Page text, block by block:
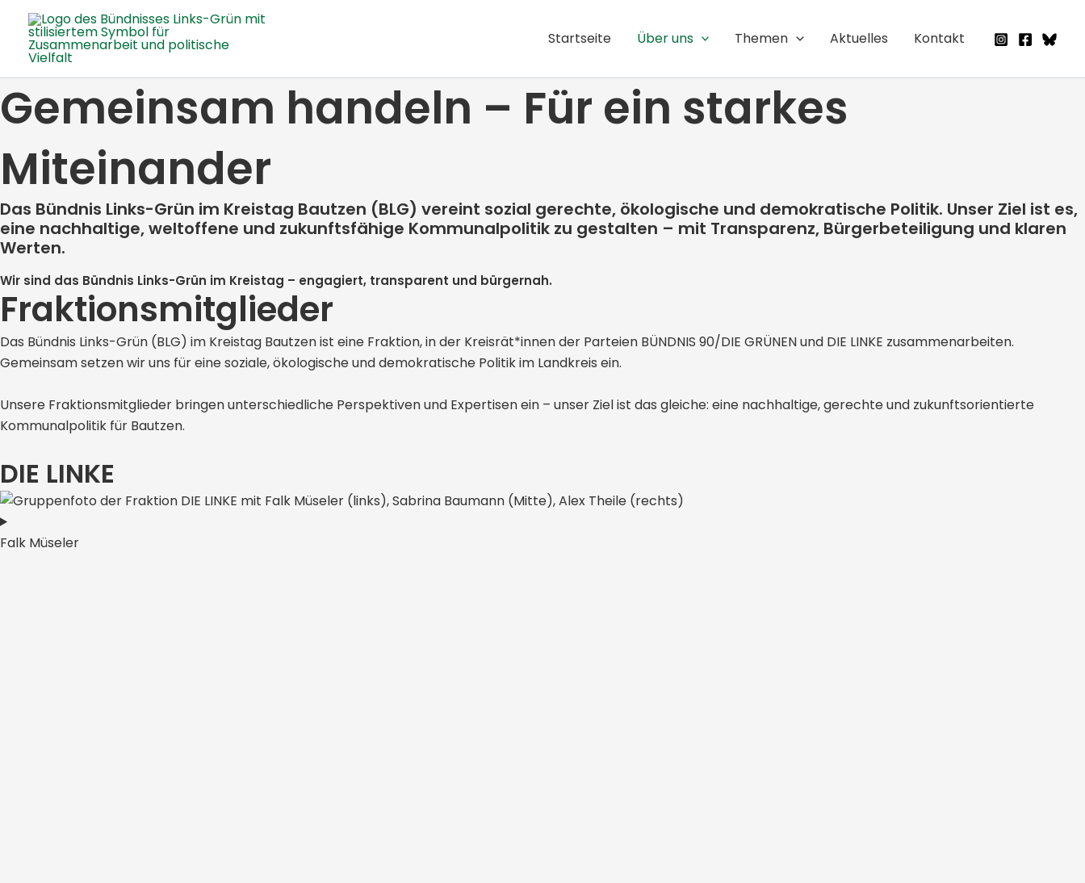
Inhalt
springen
Startseite Über uns Themen Aktuelles Kontakt
Gemeinsam handeln – Für ein starkes
Miteinander
Das Bündnis Links-Grün im Kreistag Bautzen (BLG) vereint sozial gerechte, ökologische und demokratische Politik. Unser Ziel ist es,
eine nachhaltige, weltoffene und zukunftsfähige Kommunalpolitik zu gestalten – mit Transparenz, Bürgerbeteiligung und klaren
Werten.
Wir sind das Bündnis Links-Grün im Kreistag – engagiert, transparent und bürgernah.
Fraktionsmitglieder
Das Bündnis Links-Grün (BLG) im Kreistag Bautzen ist eine Fraktion, in der Kreisrät*innen der Parteien BÜNDNIS 90/DIE GRÜNEN und DIE LINKE zusammenarbeiten.
Gemeinsam setzen wir uns für eine soziale, ökologische und demokratische Politik im Landkreis ein.
Unsere Fraktionsmitglieder bringen unterschiedliche Perspektiven und Expertisen ein – unser Ziel ist das gleiche: eine nachhaltige, gerechte und zukunftsorientierte
Kommunalpolitik für Bautzen.​
DIE LINKE
Falk Müseler